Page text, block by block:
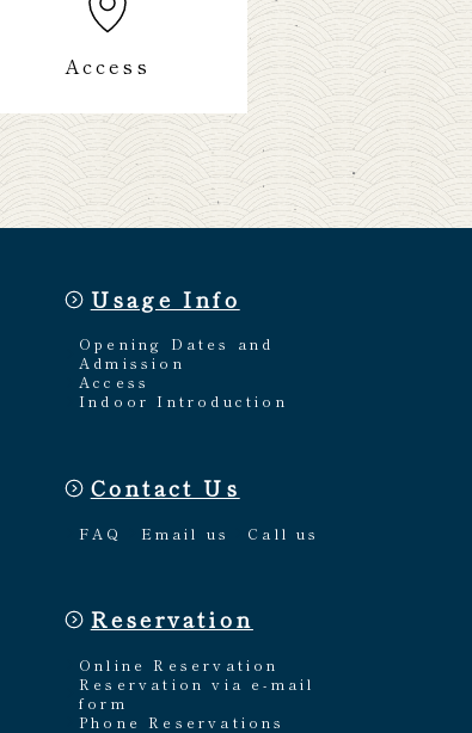
Access
Usage Info
Opening Dates and
Admission
Access
Indoor Introduction
Contact Us
FAQ Email us Call us
Reservation
Online Reservation
Reservation via e-mail
form
Phone Reservations